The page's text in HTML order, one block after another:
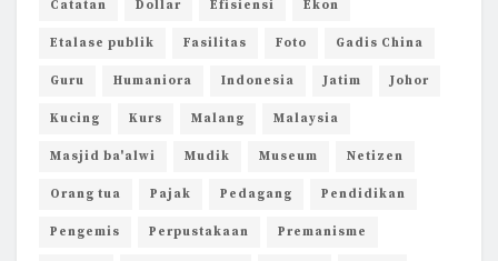
Catatan Dollar Efisiensi Ekon
Etalase publik Fasilitas Foto Gadis China
Guru Humaniora Indonesia Jatim Johor
Kucing Kurs Malang Malaysia
Masjid ba'alwi Mudik Museum Netizen
Orang tua Pajak Pedagang Pendidikan
Pengemis Perpustakaan Premanisme